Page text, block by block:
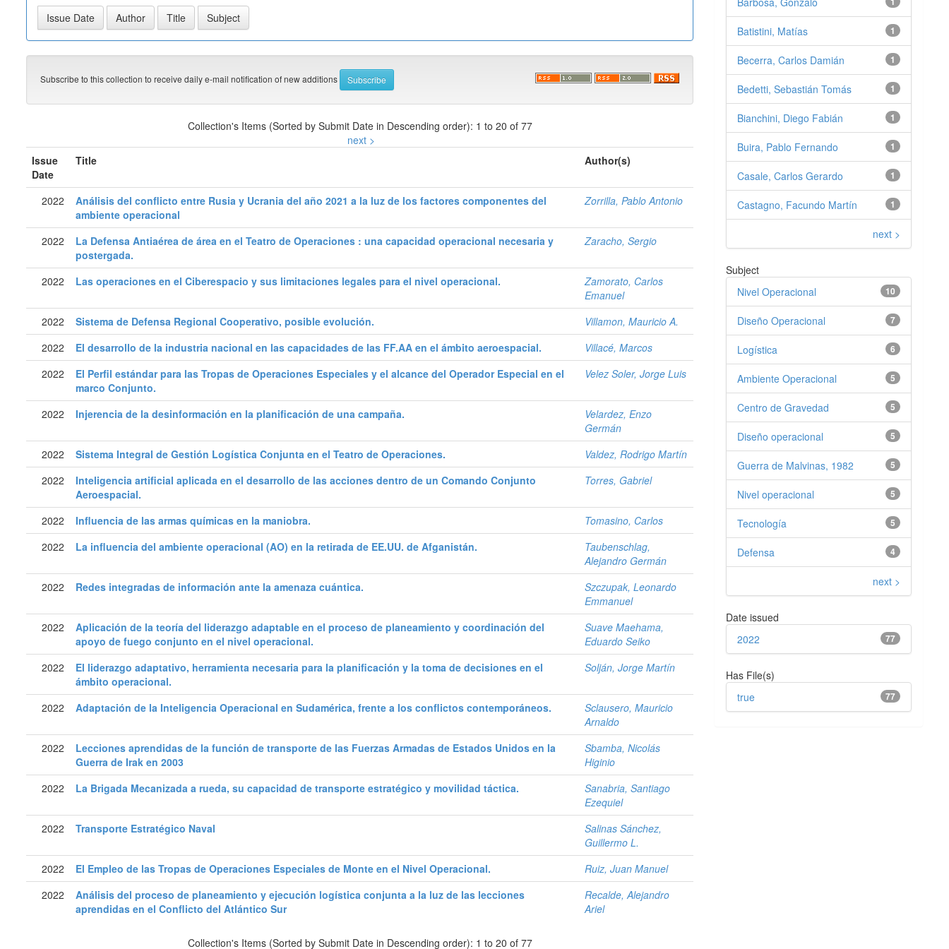
Subscribe to this collection to receive daily e-mail notification of new additions
Collection's Items (Sorted by Submit Date in Descending order): 1 to 20 of 77
next >
Issue
Date
Title Author(s)
2022
Análisis del conflicto entre Rusia y Ucrania del año 2021 a la luz de los factores componentes del
ambiente operacional
Zorrilla, Pablo Antonio
2022
La Defensa Antiaérea de área en el Teatro de Operaciones : una capacidad operacional necesaria y
postergada.
Zaracho, Sergio
2022 Las operaciones en el Ciberespacio y sus limitaciones legales para el nivel operacional.
Zamorato, Carlos
Emanuel
2022
Sistema de Defensa Regional Cooperativo, posible evolución.
Villamon, Mauricio A.
2022
El desarrollo de la industria nacional en las capacidades de las FF.AA en el ámbito aeroespacial.
Villacé, Marcos
2022
El Perfil estándar para las Tropas de Operaciones Especiales y el alcance del Operador Especial en el
marco Conjunto.
Velez Soler, Jorge Luis
2022 Injerencia de la desinformación en la planificación de una campaña.
Velardez, Enzo
Germán
2022
Sistema Integral de Gestión Logística Conjunta en el Teatro de Operaciones.
Valdez, Rodrigo Martín
2022
Inteligencia artificial aplicada en el desarrollo de las acciones dentro de un Comando Conjunto
Aeroespacial.
Torres, Gabriel
2022 Influencia de las armas químicas en la maniobra.
Tomasino, Carlos
2022
La influencia del ambiente operacional (AO) en la retirada de EE.UU. de Afganistán.
Taubenschlag,
Alejandro Germán
2022
Redes integradas de información ante la amenaza cuántica.
Szczupak, Leonardo
Emmanuel
2022
Aplicación de la teoría del liderazgo adaptable en el proceso de planeamiento y coordinación del
apoyo de fuego conjunto en el nivel operacional.
Suave Maehama,
Eduardo Seiko
2022
El liderazgo adaptativo, herramienta necesaria para la planificación y la toma de decisiones en el
ámbito operacional.
Solján, Jorge Martín
2022 Adaptación de la Inteligencia Operacional en Sudamérica, frente a los conflictos contemporáneos.
Sclausero, Mauricio
Arnaldo
2022
Lecciones aprendidas de la función de transporte de las Fuerzas Armadas de Estados Unidos en la
Guerra de Irak en 2003
Sbamba, Nicolás
Higinio
2022
La Brigada Mecanizada a rueda, su capacidad de transporte estratégico y movilidad táctica.
Sanabria, Santiago
Ezequiel
2022
Transporte Estratégico Naval
Salinas Sánchez,
Guillermo L.
2022
El Empleo de las Tropas de Operaciones Especiales de Monte en el Nivel Operacional.
Ruiz, Juan Manuel
2022
Análisis del proceso de planeamiento y ejecución logística conjunta a la luz de las lecciones
aprendidas en el Conflicto del Atlántico Sur
Recalde, Alejandro
Ariel
Collection's Items (Sorted by Submit Date in Descending order): 1 to 20 of 77
1
Batistini, Matías
1
Becerra, Carlos Damián
1
Bedetti, Sebastián Tomás
1
Bianchini, Diego Fabián
1
Buira, Pablo Fernando
1
Casale, Carlos Gerardo
1
Castagno, Facundo Martín
next >
Subject
10
Nivel Operacional
7
Diseño Operacional
6
Logística
5
Ambiente Operacional
5
Centro de Gravedad
5
Diseño operacional
5
Guerra de Malvinas, 1982
5
Nivel operacional
5
Tecnología
4
Defensa
next >
Date issued
77
2022
Has File(s)
77
true